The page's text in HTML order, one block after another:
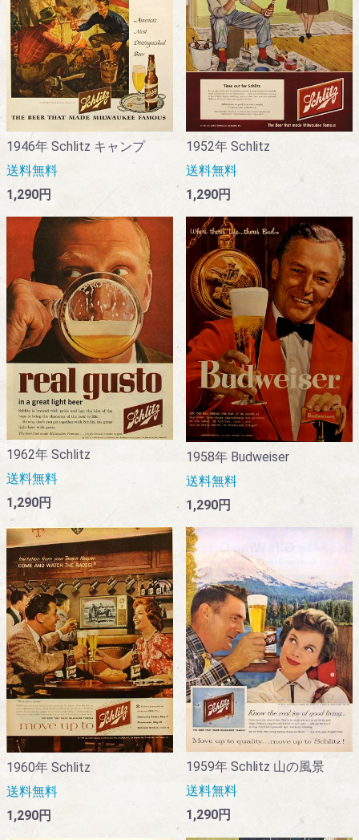
1946年 Schlitz キャンプ
送料無料
1,290円
1952年 Schlitz
送料無料
1,290円
1962年 Schlitz
送料無料
1,290円
1958年 Budweiser
送料無料
1,290円
1960年 Schlitz
送料無料
1,290円
1959年 Schlitz 山の風景
送料無料
1,290円